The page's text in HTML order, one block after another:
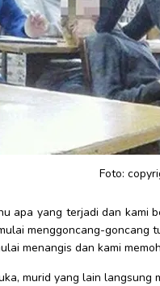
Foto:
apa yang terjadi dan kami
menggoncang-goncang
menangis dan kami
murid yang lain